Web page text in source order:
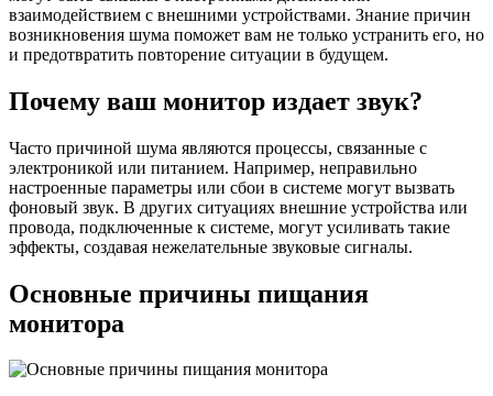
взаимодействием с внешними устройствами. Знание причин
возникновения шума поможет вам не только устранить его, но
и предотвратить повторение ситуации в будущем.
Почему ваш монитор издает звук?
Часто причиной шума являются процессы, связанные с
электроникой или питанием. Например, неправильно
настроенные параметры или сбои в системе могут вызвать
фоновый звук. В других ситуациях внешние устройства или
провода, подключенные к системе, могут усиливать такие
эффекты, создавая нежелательные звуковые сигналы.
Основные причины пищания
монитора